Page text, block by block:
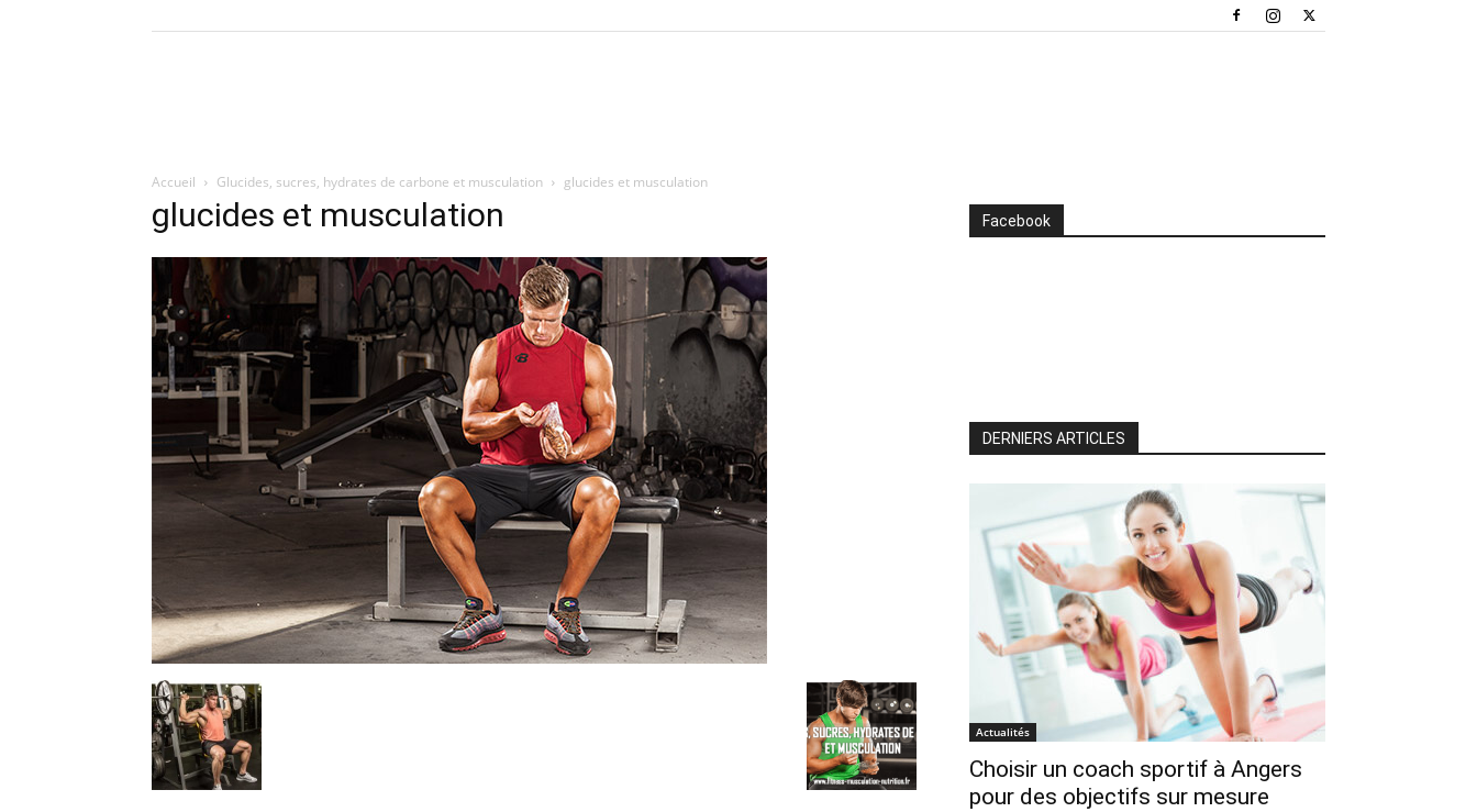
Accueil Glucides, sucres, hydrates de carbone et musculation glucides et musculation
glucides et musculation Facebook
DERNIERS ARTICLES
Actualités
Choisir un coach sportif à Angers
pour des objectifs sur mesure